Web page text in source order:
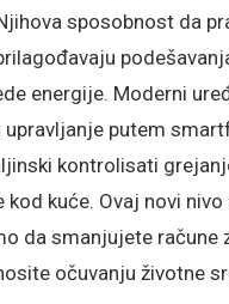
sposobnost da
energije. Moderni
putem
kontrolisati
kod kuće. Ovaj novi
da smanjujete račune
očuvanju životne